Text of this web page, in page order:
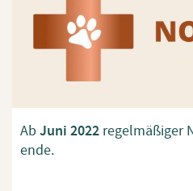
Ab Juni 2022 re­gel­mä­ßi­ger
en­de.